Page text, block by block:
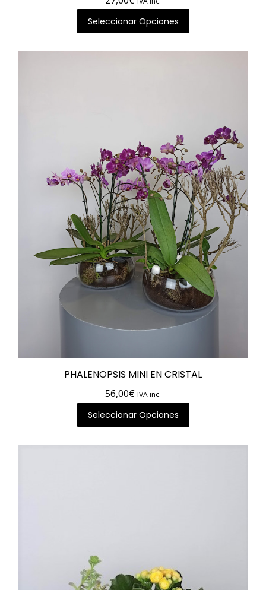
Seleccionar Opciones
PHALENOPSIS MINI EN CRISTAL
56,00€ IVA inc.
Seleccionar Opciones